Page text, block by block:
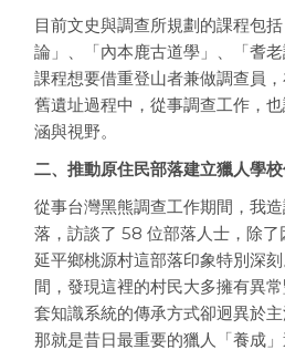
目前文史與調查所規劃的課程包
論」、「內本鹿古道學」、「耆
課程想要借重登山者兼做調查員
舊遺址過程中，從事調查工作，
涵與視野。
二、推動原住民部落建立獵人學
從事台灣黑熊調查工作期間，我
落，訪談了 58 位部落人士，除
延平鄉桃源村這部落印象特別深
間，發現這裡的村民大多擁有異
套知識系統的傳承方式卻迥異於
那就是昔日最重要的獵人「養成」